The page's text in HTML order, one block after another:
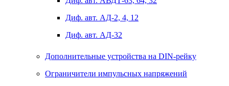
Диф. авт. АД-2, 4, 12
Диф. авт. АД-32
Дополнительные устройства на DIN-рейку
Ограничители импульсных напряжений